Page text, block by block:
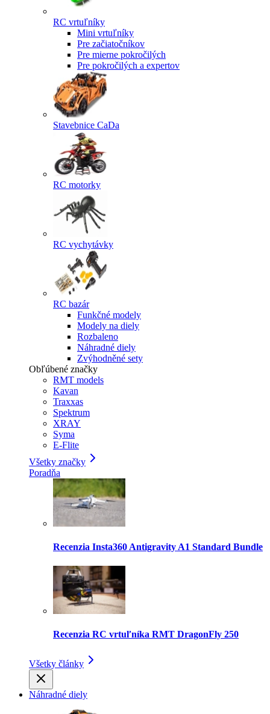
RC vrtuľníky
Mini vrtuľníky
Pre začiatočníkov
Pre mierne pokročilých
Pre pokročilých a expertov
Stavebnice CaDa
RC motorky
RC vychytávky
RC bazár
Funkčné modely
Modely na diely
Rozbaleno
Náhradné diely
Zvýhodněné sety
Obľúbené značky
RMT models
Kavan
Traxxas
Spektrum
XRAY
Syma
E-Flite
Všetky značky
Poradňa
Recenzia Insta360 Antigravity A1 Standard Bundle
Recenzia RC vrtuľníka RMT DragonFly 250
Všetky články
Náhradné diely